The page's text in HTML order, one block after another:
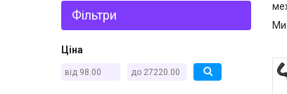
Ми
Фільтри
Ціна